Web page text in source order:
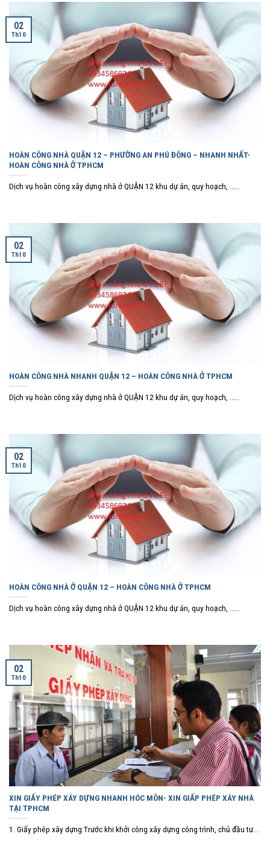
HOÀN CÔNG NHÀ QUẬN 12 – PHƯỜNG AN PHÚ ĐÔNG – NHANH NHẤT-
HOÀN CÔNG NHÀ Ở TPHCM
Dịch vụ hoàn công xây dựng nhà ở QUẬN 12 khu dự án, quy hoạch, …...
02
Th10
HOÀN CÔNG NHÀ NHANH QUẬN 12 – HOÀN CÔNG NHÀ Ở TPHCM
Dịch vụ hoàn công xây dựng nhà ở QUẬN 12 khu dự án, quy hoạch, …...
02
Th10
HOÀN CÔNG NHÀ Ở QUẬN 12 – HOÀN CÔNG NHÀ Ở TPHCM
Dịch vụ hoàn công xây dựng nhà ở QUẬN 12 khu dự án, quy hoạch, …...
02
Th10
XIN GIẤY PHÉP XÂY DỰNG NHANH HÓC MÔN- XIN GIẤP PHÉP XÂY NHÀ
TẠI TPHCM
1. Giấy phép xây dựng:Trước khi khởi công xây dựng công trình, chủ đầu tư...
02
Th10